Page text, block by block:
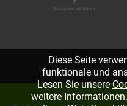
Diese Seite
funktionale und
Lesen Sie unsere
weitere